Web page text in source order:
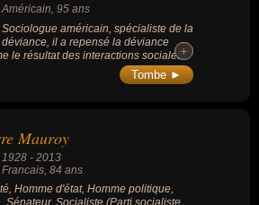
Américain , 95 ans
Sociologue américain, spécialiste de la
déviance, il a repensé la déviance
le résultat des interactions sociales :
sont pas les actes d’un individu en
qui le classent comme
» (1982).
+
+
Tombe ►
Mauroy
1928 - 2013
Francais, 84 ans
Homme d'état, Homme politique,